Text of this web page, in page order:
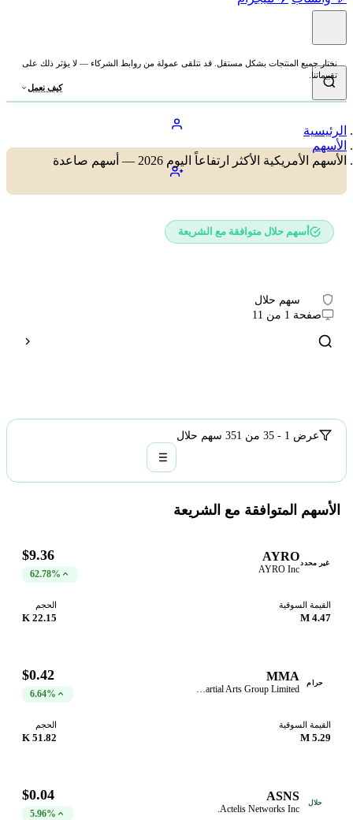
نختار جميع المنتجات بشكل مستقل. قد نتلقى عمولة من روابط الشركاء — لا يؤثر ذلك على
تقييماتنا.
كيف نعمل
الرئيسية
الأسهم
الأسهم الأمريكية الأكثر ارتفاعاً اليوم 2026 — أسهم صاعدة
أسهم حلال متوافقة مع الشريعة
سهم حلال
صفحة 1 من 11
عرض 1 - 35 من 351 سهم حلال
الأسهم المتوافقة مع الشريعة
غير محدد AYRO
AYRO Inc
$9.36
62.78%
القيمة السوقية
4.47 M
الحجم
22.15 K
حرام MMA
Mixed Martial Arts Group Limited
$0.42
6.64%
القيمة السوقية
5.29 M
الحجم
51.82 K
حلال ASNS
Actelis Networks Inc.
$0.04
5.96%